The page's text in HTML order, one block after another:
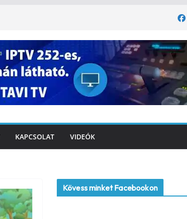
KAPCSOLAT VIDEÓK
Kövess minket Facebookon